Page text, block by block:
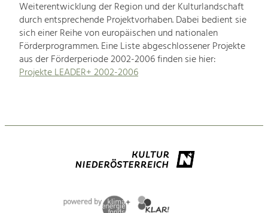
Weiterentwicklung der Region und der Kulturlandschaft
durch entsprechende Projektvorhaben. Dabei bedient sie
sich einer Reihe von europäischen und nationalen
Förderprogrammen. Eine Liste abgeschlossener Projekte
aus der Förderperiode 2002-2006 finden sie hier:
Projekte LEADER+ 2002-2006